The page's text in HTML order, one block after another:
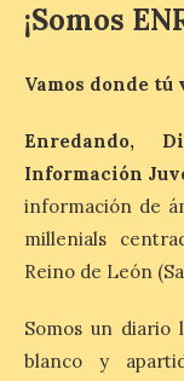
Zamora,
1% de los
esas […]
El eclipse
de
precios
según
¡Somos
Vamos donde tú
Enredando,
Información
información de
millenials
Reino de León
Somos un diario
blanco y